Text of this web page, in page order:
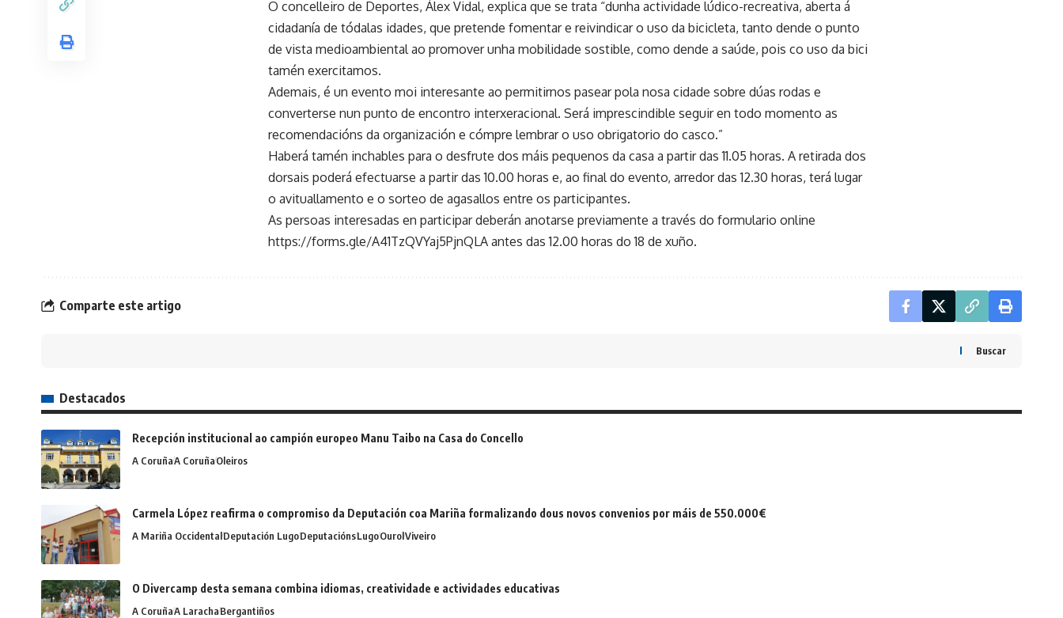
O concelleiro de Deportes, Álex Vidal, explica que se trata “dunha actividade lúdico-recreativa, aberta á
cidadanía de tódalas idades, que pretende fomentar e reivindicar o uso da bicicleta, tanto dende o punto
de vista medioambiental ao promover unha mobilidade sostible, como dende a saúde, pois co uso da bici
tamén exercitamos.
Ademais, é un evento moi interesante ao permitirnos pasear pola nosa cidade sobre dúas rodas e
converterse nun punto de encontro interxeracional. Será imprescindible seguir en todo momento as
recomendacións da organización e cómpre lembrar o uso obrigatorio do casco.”
Haberá tamén inchables para o desfrute dos máis pequenos da casa a partir das 11.05 horas. A retirada dos
dorsais poderá efectuarse a partir das 10.00 horas e, ao final do evento, arredor das 12.30 horas, terá lugar
o avituallamento e o sorteo de agasallos entre os participantes.
As persoas interesadas en participar deberán anotarse previamente a través do formulario online
https://forms.gle/A41TzQVYaj5PjnQLA antes das 12.00 horas do 18 de xuño.
Comparte este artigo
Buscar
Destacados
Recepción institucional ao campión europeo Manu Taibo na Casa do Concello
A CoruñaA CoruñaOleiros
Carmela López reafirma o compromiso da Deputación coa Mariña formalizando dous novos convenios por máis de 550.000€
A Mariña OccidentalDeputación LugoDeputaciónsLugoOurolViveiro
O Divercamp desta semana combina idiomas, creatividade e actividades educativas
A CoruñaA LarachaBergantiños